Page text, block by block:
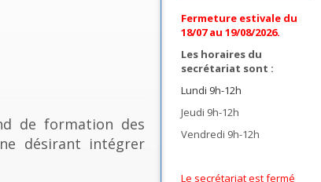
de formation des
désirant intégrer
Fermeture estivale du
18/07 au 19/08/2026.
Les horaires du
secrétariat sont :
Lundi 9h-12h
Jeudi 9h-12h
Vendredi 9h-12h
Le secrétariat est fermé